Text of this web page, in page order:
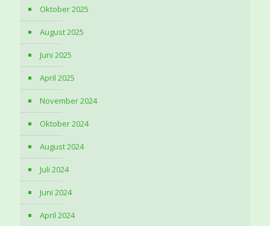
Oktober 2025
August 2025
Juni 2025
April 2025
November 2024
Oktober 2024
August 2024
Juli 2024
Juni 2024
April 2024